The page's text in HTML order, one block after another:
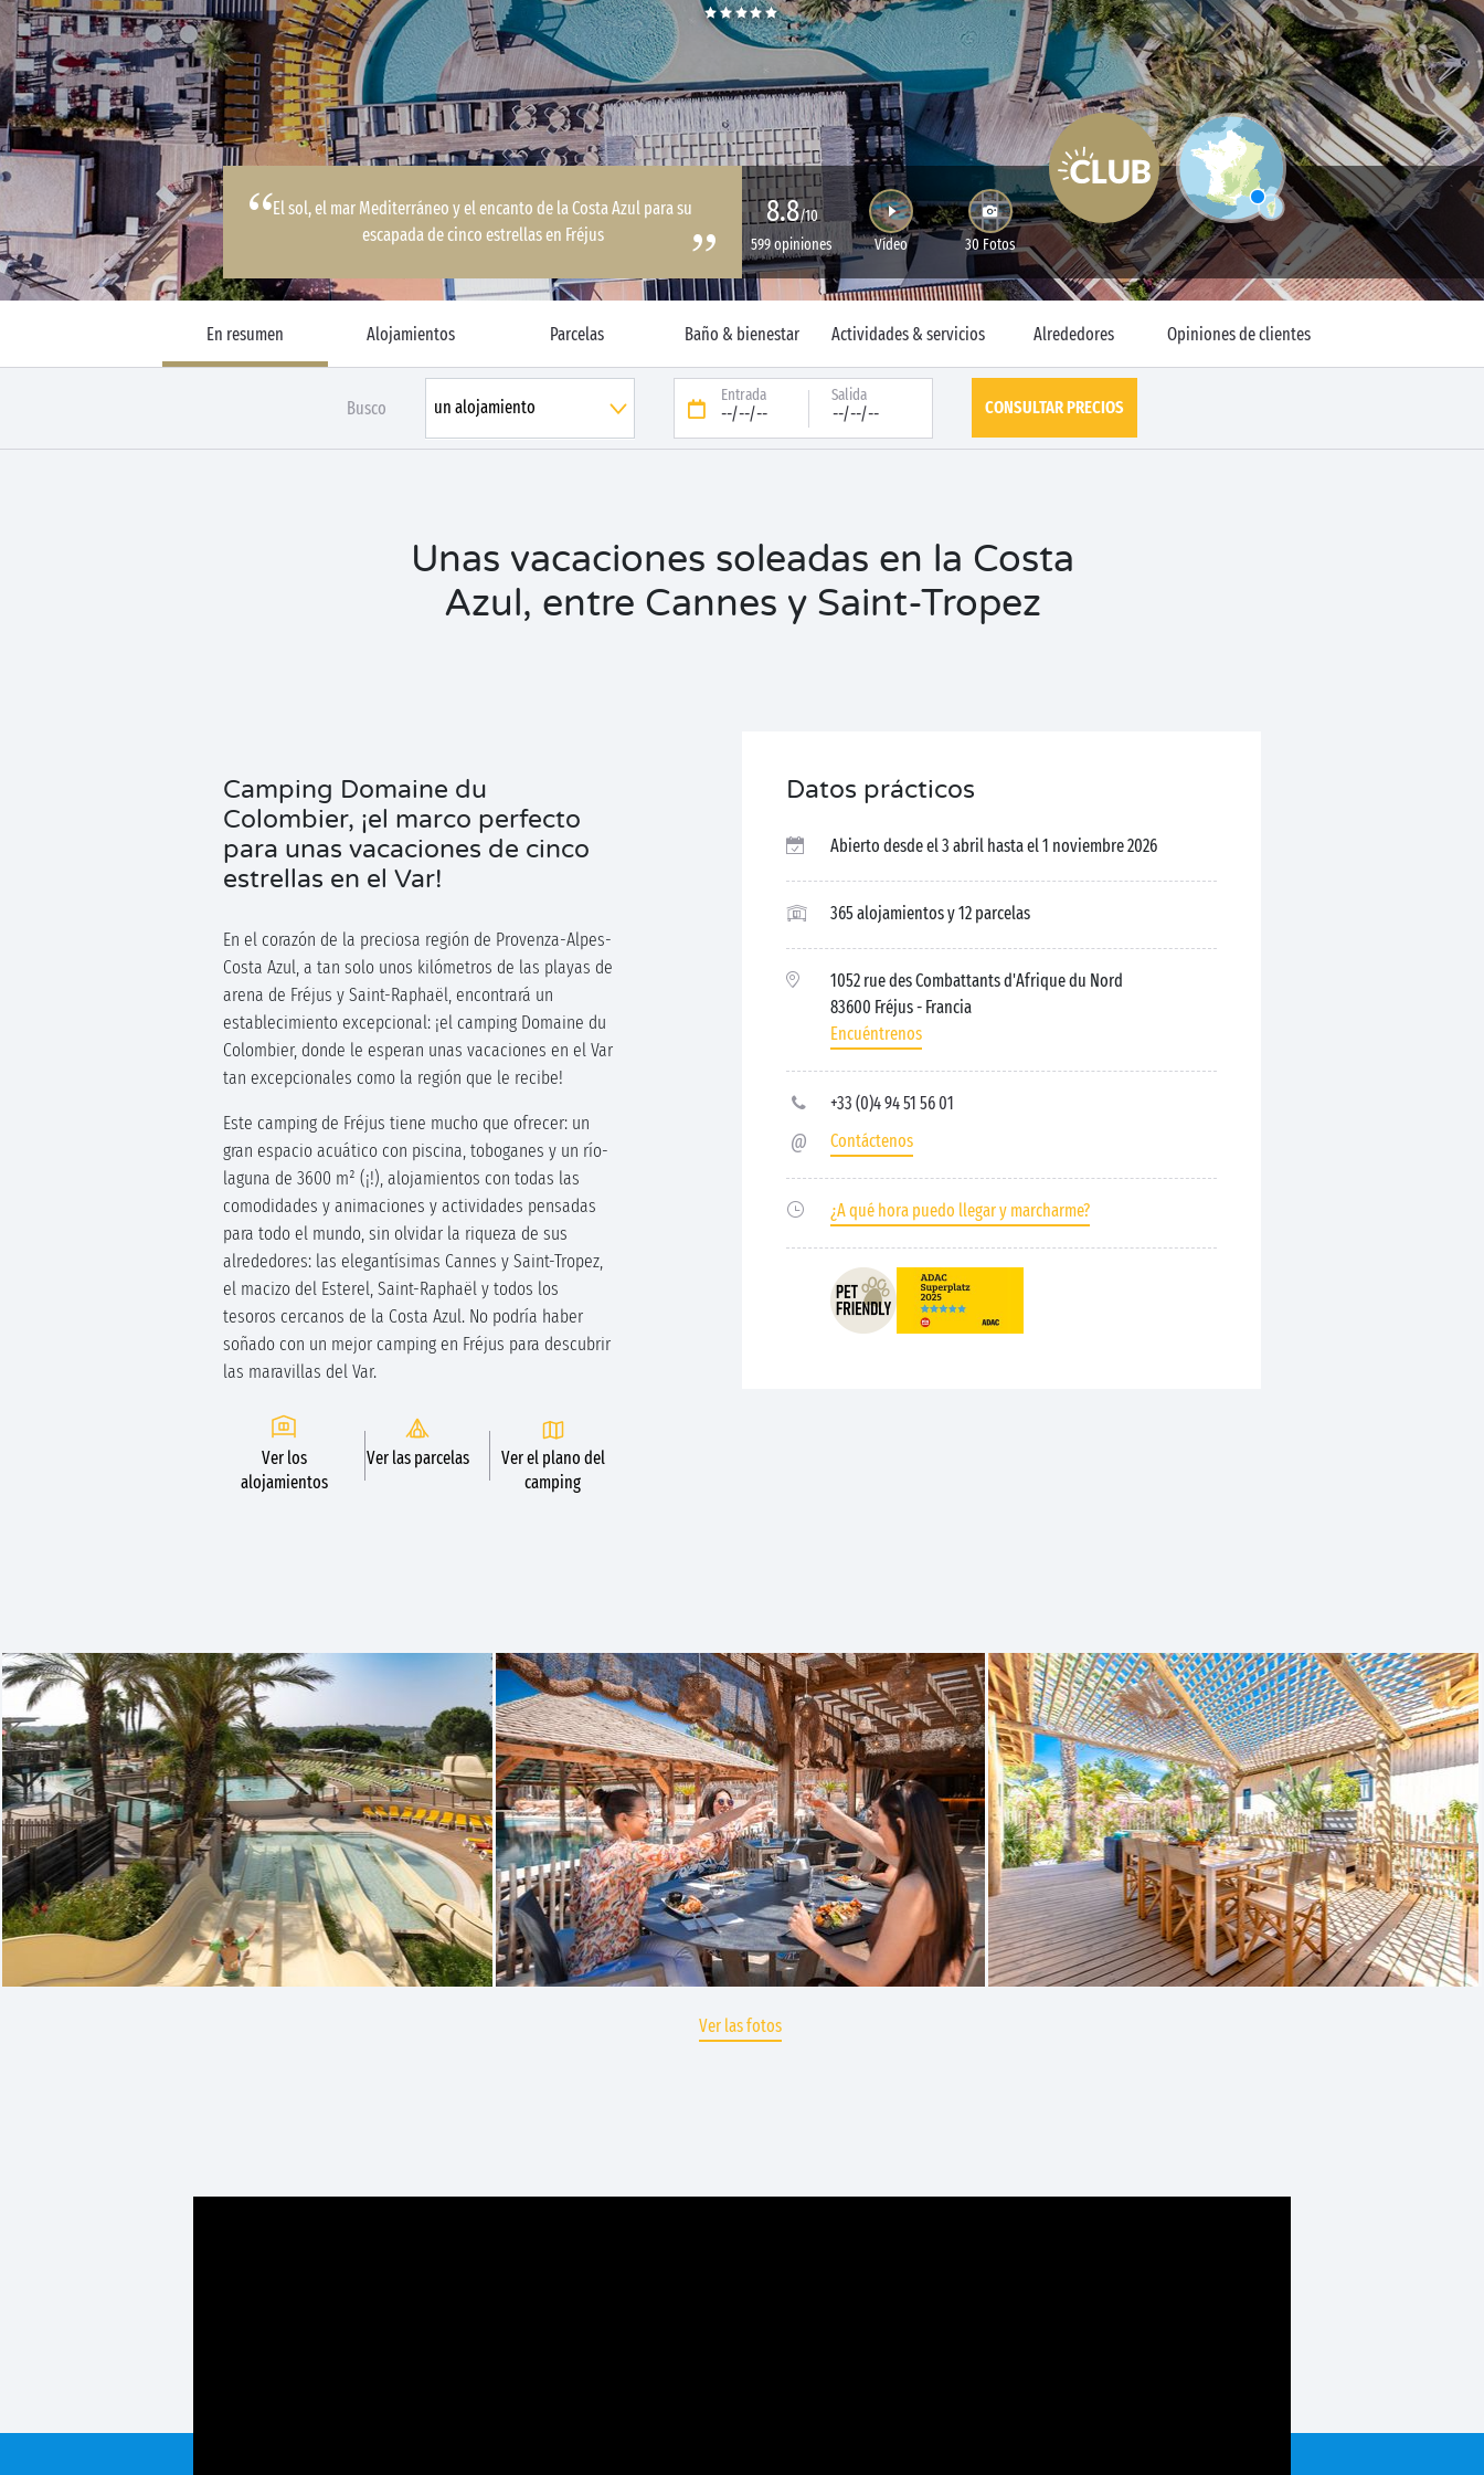
El sol, el mar Mediterráneo y el encanto de la Costa Azul para su
escapada de cinco estrellas en Fréjus
8.8/10
599 opiniones
Vídeo 30 Fotos
En resumen Alojamientos Parcelas Baño & bienestar Actividades & servicios Alrededores Opiniones de clientes
Busco
Entrada
--/--/--
Salida
--/--/-- CONSULTAR PRECIOS
Unas vacaciones soleadas en la Costa
Azul, entre Cannes y Saint-Tropez
Camping Domaine du
Colombier, ¡el marco perfecto
para unas vacaciones de cinco
estrellas en el Var!
En el corazón de la preciosa región de Provenza-Alpes-
Costa Azul, a tan solo unos kilómetros de las playas de
arena de Fréjus y Saint-Raphaël, encontrará un
establecimiento excepcional: ¡el camping Domaine du
Colombier, donde le esperan unas vacaciones en el Var
tan excepcionales como la región que le recibe!
Este camping de Fréjus tiene mucho que ofrecer: un
gran espacio acuático con piscina, toboganes y un río-
laguna de 3600 m² (¡!), alojamientos con todas las
comodidades y animaciones y actividades pensadas
para todo el mundo, sin olvidar la riqueza de sus
alrededores: las elegantísimas Cannes y Saint-Tropez,
el macizo del Esterel, Saint-Raphaël y todos los
tesoros cercanos de la Costa Azul. No podría haber
soñado con un mejor camping en Fréjus para descubrir
las maravillas del Var.
Ver los
alojamientos
Ver las parcelas
Ver el plano del
camping
Datos prácticos
Abierto desde el 3 abril hasta el 1 noviembre 2026
365 alojamientos y 12 parcelas
1052 rue des Combattants d'Afrique du Nord
83600 Fréjus- Francia
Encuéntrenos
+33 (0)4 94 51 56 01
Contáctenos
¿A qué hora puedo llegar y marcharme?
Ver las fotos